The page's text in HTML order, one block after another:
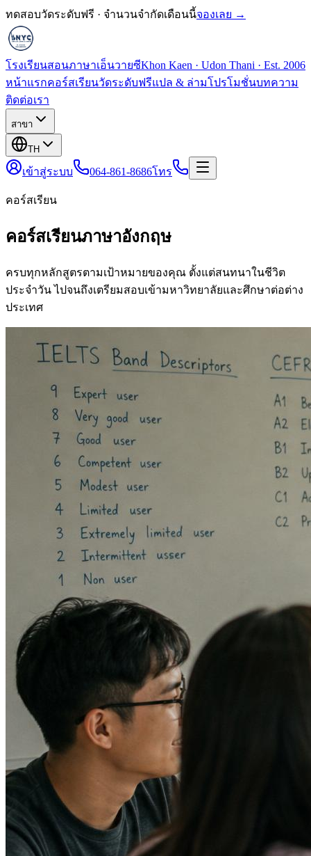
ทดสอบวัดระดับฟรี · จำนวนจำกัดเดือนนี้จองเลย →
โรงเรียนสอนภาษาเอ็นวายซีKhon Kaen · Udon Thani · Est. 2006
หน้าแรกคอร์สเรียนวัดระดับฟรีแปล & ล่ามโปรโมชั่นบทความ
ติดต่อเรา
สาขา
TH
เข้าสู่ระบบ 064-861-8686โทร
คอร์สเรียน
คอร์สเรียนภาษาอังกฤษ
ครบทุกหลักสูตรตามเป้าหมายของคุณ ตั้งแต่สนทนาในชีวิต
ประจำวัน ไปจนถึงเตรียมสอบเข้ามหาวิทยาลัยและศึกษาต่อต่าง
ประเทศ